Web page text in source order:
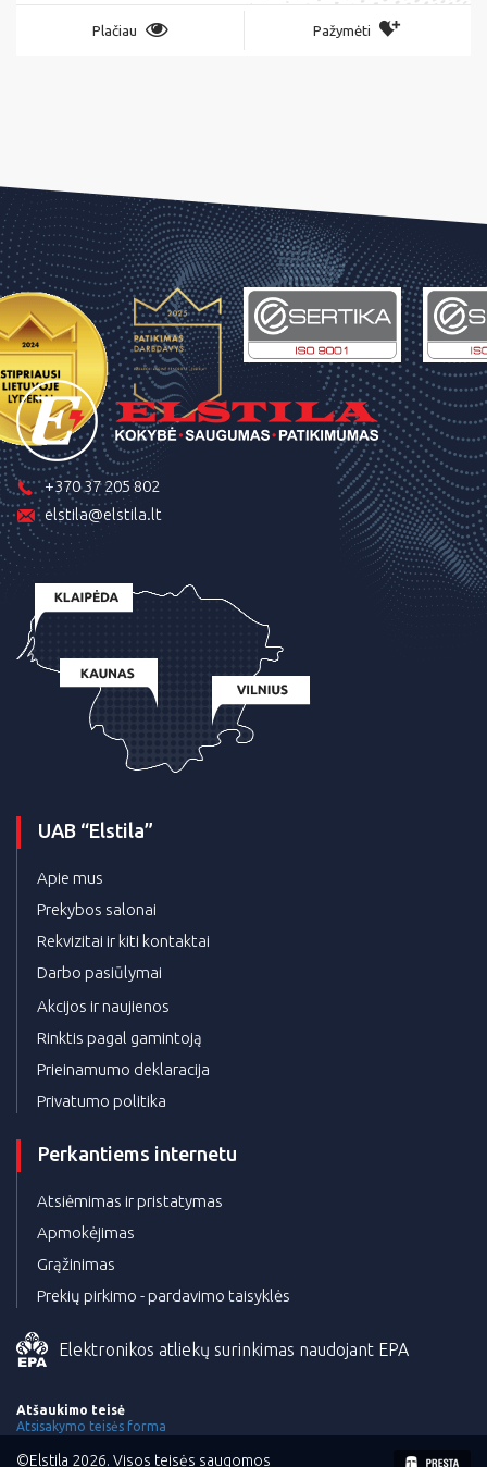
Plačiau Pažymėti
+370 37 205 802
elstila@elstila.lt
UAB “Elstila”
Apie mus
Prekybos salonai
Rekvizitai ir kiti kontaktai
Darbo pasiūlymai
Akcijos ir naujienos
Rinktis pagal gamintoją
Prieinamumo deklaracija
Privatumo politika
Perkantiems internetu
Atsiėmimas ir pristatymas
Apmokėjimas
Grąžinimas
Prekių pirkimo - pardavimo taisyklės
Elektronikos atliekų surinkimas naudojant EPA
Atšaukimo teisė
Atsisakymo teisės forma
©Elstila 2026. Visos teisės saugomos